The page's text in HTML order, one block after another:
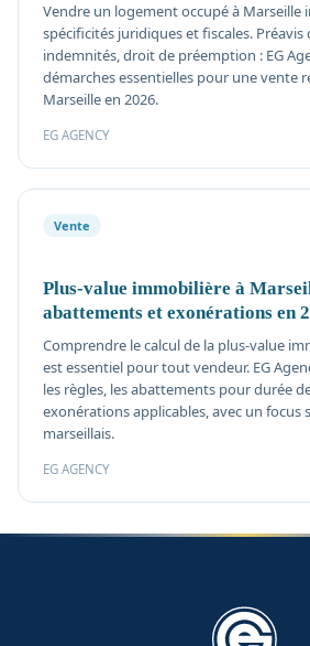
Vendre un logement occupé à Marseille
spécificités juridiques et fiscales. Préavis
indemnités, droit de préemption : EG
démarches essentielles pour une vente
Marseille en 2026.
EG AGENCY
Vente
Plus-value immobilière à
abattements et exonérations en
Comprendre le calcul de la plus-value
est essentiel pour tout vendeur. EG
les règles, les abattements pour durée
exonérations applicables, avec un focus
marseillais.
EG AGENCY